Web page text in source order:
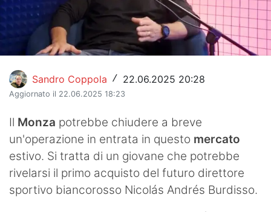
Pallanuoto
Pallamano
Altre
News
Turismo
Eventi
Sandro Coppola / 22.06.2025 20:28
Aggiornato il 22.06.2025 18:23
Il Monza potrebbe chiudere a breve
un'operazione in entrata in questo mercato
estivo. Si tratta di un giovane che potrebbe
rivelarsi il primo acquisto del futuro direttore
sportivo biancorosso Nicolás Andrés Burdisso.